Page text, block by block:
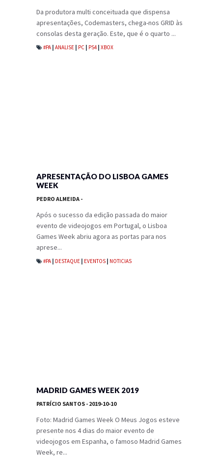
Da produtora multi conceituada que dispensa
apresentações, Codemasters, chega-nos GRID às
consolas desta geração. Este, que é o quarto ...
#PA ANALISE PC PS4 XBOX
APRESENTAÇÃO DO LISBOA GAMES
WEEK
PEDRO ALMEIDA -
Após o sucesso da edição passada do maior
evento de videojogos em Portugal, o Lisboa
Games Week abriu agora as portas para nos
aprese...
#PA DESTAQUE EVENTOS NOTICIAS
MADRID GAMES WEEK 2019
PATRÍCIO SANTOS - 2019-10-10
Foto: Madrid Games Week O Meus Jogos esteve
presente nos 4 dias do maior evento de
videojogos em Espanha, o famoso Madrid Games
Week, re...